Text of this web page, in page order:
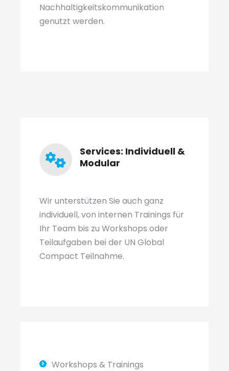
Nachhaltigkeitskommunikation
genutzt werden.
Services: Individuell &
Modular
Wir unterstützen Sie auch ganz
individuell, von internen Trainings für
Ihr Team bis zu Workshops oder
Teilaufgaben bei der UN Global
Compact Teilnahme.
Workshops & Trainings